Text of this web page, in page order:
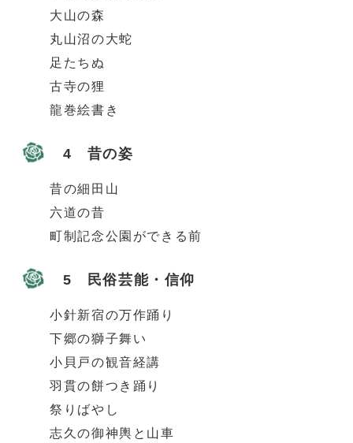
大山の森
丸山沼の大蛇
足たちぬ
古寺の狸
龍巻絵書き
4 昔の姿
昔の細田山
六道の昔
町制記念公園ができる前
5 民俗芸能・信仰
小針新宿の万作踊り
下郷の獅子舞い
小貝戸の観音経講
羽貫の餅つき踊り
祭りばやし
志久の御神輿と山車